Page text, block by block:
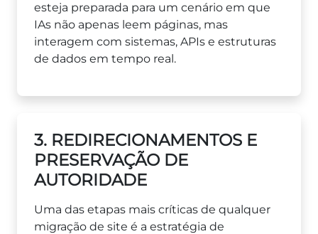
esteja preparada para um cenário em que
IAs não apenas leem páginas, mas
interagem com sistemas, APIs e estruturas
de dados em tempo real.
3. REDIRECIONAMENTOS E
PRESERVAÇÃO DE
AUTORIDADE
Uma das etapas mais críticas de qualquer
migração de site é a estratégia de